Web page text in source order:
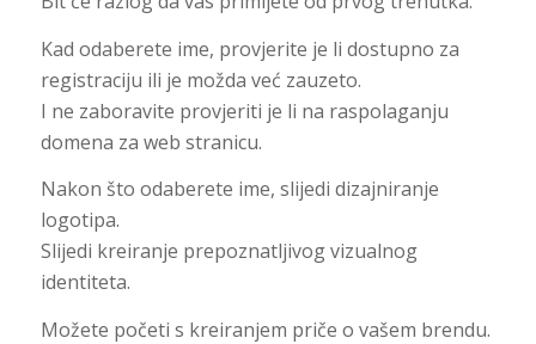
Kad odaberete ime, provjerite je li dostupno za
registraciju ili je možda već zauzeto.
I ne zaboravite provjeriti je li na raspolaganju
domena za web stranicu.
Nakon što odaberete ime, slijedi dizajniranje
logotipa.
Slijedi kreiranje prepoznatljivog vizualnog
identiteta.
Možete početi s kreiranjem priče o vašem brendu.